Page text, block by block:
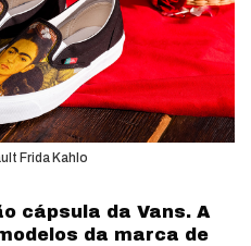
Frida Kahlo
cápsula da Vans. A
da marca de